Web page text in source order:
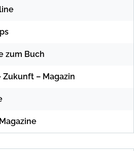
zum Buch
Zukunft – Magazin